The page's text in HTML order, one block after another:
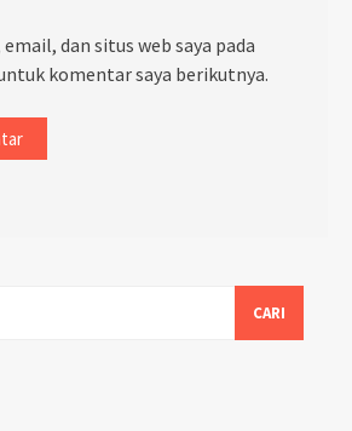
dan situs web saya pada
komentar saya berikutnya.